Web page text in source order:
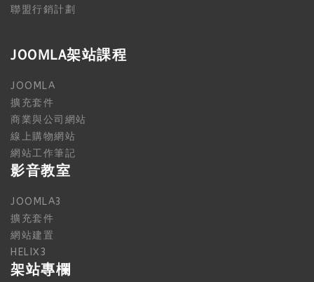
聯盟行銷計劃
JOOMLA架站課程
JOOMLA
擴充套件
商業與公司網站
線上購物網站
網站工作筆記
影音教室
JOOMLA3
擴充套件
網站建置
HELIX3
架站專欄